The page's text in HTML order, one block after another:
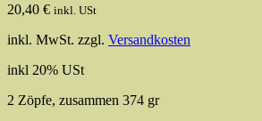
20,40 € inkl. USt
inkl. MwSt. zzgl. Versandkosten
inkl 20% USt
2 Zöpfe, zusammen 374 gr